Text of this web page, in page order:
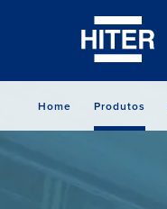
Home Produtos